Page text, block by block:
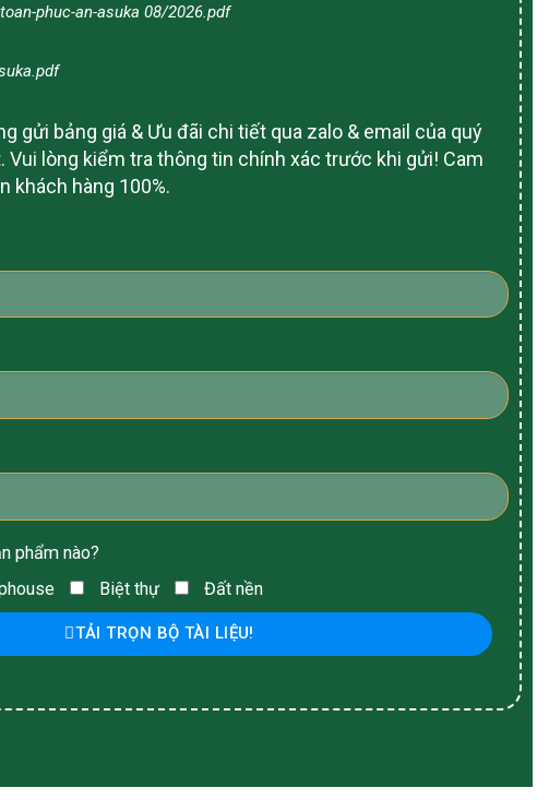
phuc-an-asuka 08/2026.pdf
gửi bảng giá & Ưu đãi chi tiết qua zalo & email của quý
Vui lòng kiểm tra thông tin chính xác trước khi gửi! Cam
khách hàng 100%.
phẩm nào?
Biệt thự Đất nền
TẢI TRỌN BỘ TÀI LIỆU!